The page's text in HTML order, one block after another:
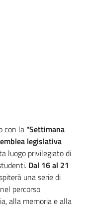
con la "Settimana
legislativa
luogo privilegiato di
Dal 16 al 21
una serie di
percorso
alla memoria e alla